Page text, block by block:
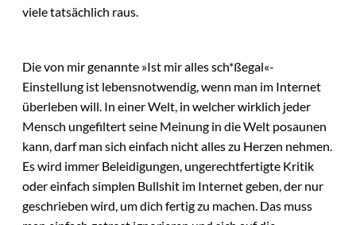
viele tatsächlich raus.
Die von mir genannte »Ist mir alles sch*ßegal«-
Einstellung ist lebensnotwendig, wenn man im Internet
überleben will. In einer Welt, in welcher wirklich jeder
Mensch ungefiltert seine Meinung in die Welt posaunen
kann, darf man sich einfach nicht alles zu Herzen nehmen.
Es wird immer Beleidigungen, ungerechtfertigte Kritik
oder einfach simplen Bullshit im Internet geben, der nur
geschrieben wird, um dich fertig zu machen. Das muss